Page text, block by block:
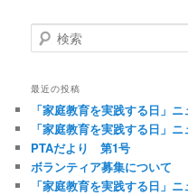
検
索
最近の投稿
「家庭教育を実践する日」
「家庭教育を実践する日」
PTAだより 第1号
ボランティア募集について
「家庭教育を実践する日」